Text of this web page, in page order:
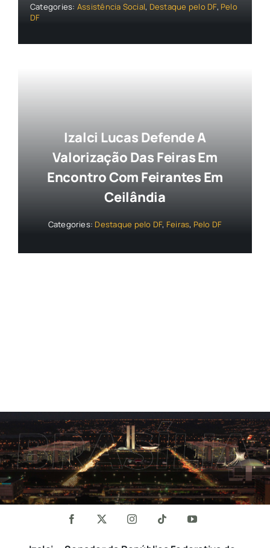
Categories: Assistência Social, Destaque pelo DF, Pelo
DF
Izalci Lucas Defende A
Valorização Das Feiras Em
Encontro Com Feirantes Em
Ceilândia
Categories: Destaque pelo DF, Feiras, Pelo DF